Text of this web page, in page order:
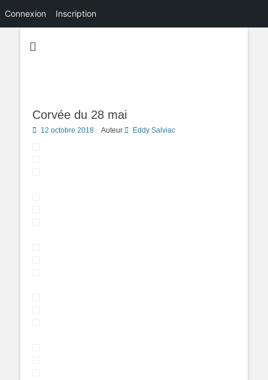
Connexion Inscription
Corvée du 28 mai
Posted
12 octobre 2018 Auteur Eddy Salviac